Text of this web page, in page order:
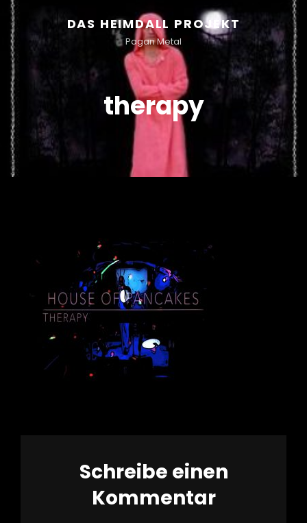
DAS HEIMDALL PROJEKT
Pagan Metal
therapy
Schreibe einen
Kommentar